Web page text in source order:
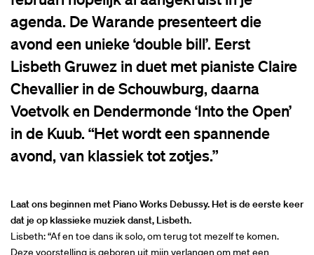
agenda. De Warande presenteert die
avond een unieke ‘double bill’. Eerst
Lisbeth Gruwez in duet met pianiste Claire
Chevallier in de Schouwburg, daarna
Voetvolk en Dendermonde ‘Into the Open’
in de Kuub. “Het wordt een spannende
avond, van klassiek tot zotjes.”
Laat ons beginnen met Piano Works Debussy. Het is de eerste keer
dat je op klassieke muziek danst, Lisbeth.
Lisbeth: “Af en toe dans ik solo, om terug tot mezelf te komen.
Deze voorstelling is geboren uit mijn verlangen om met een